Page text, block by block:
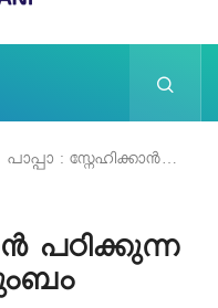
പാപ്പാ : സ്നേഹിക്കാൻ…
പഠിക്കുന്ന